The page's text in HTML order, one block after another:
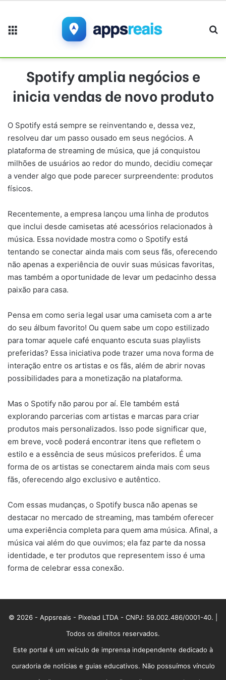
Spotify amplia negócios e
inicia vendas de novo produto
O Spotify está sempre se reinventando e, dessa vez,
resolveu dar um passo ousado em seus negócios. A
plataforma de streaming de música, que já conquistou
milhões de usuários ao redor do mundo, decidiu começar
a vender algo que pode parecer surpreendente: produtos
físicos.
Recentemente, a empresa lançou uma linha de produtos
que inclui desde camisetas até acessórios relacionados à
música. Essa novidade mostra como o Spotify está
tentando se conectar ainda mais com seus fãs, oferecendo
não apenas a experiência de ouvir suas músicas favoritas,
mas também a oportunidade de levar um pedacinho dessa
paixão para casa.
Pensa em como seria legal usar uma camiseta com a arte
do seu álbum favorito! Ou quem sabe um copo estilizado
para tomar aquele café enquanto escuta suas playlists
preferidas? Essa iniciativa pode trazer uma nova forma de
interação entre os artistas e os fãs, além de abrir novas
possibilidades para a monetização na plataforma.
Mas o Spotify não parou por aí. Ele também está
explorando parcerias com artistas e marcas para criar
produtos mais personalizados. Isso pode significar que,
em breve, você poderá encontrar itens que refletem o
estilo e a essência de seus músicos preferidos. É uma
forma de os artistas se conectarem ainda mais com seus
fãs, oferecendo algo exclusivo e autêntico.
Com essas mudanças, o Spotify busca não apenas se
destacar no mercado de streaming, mas também oferecer
uma experiência completa para quem ama música. Afinal, a
música vai além do que ouvimos; ela faz parte da nossa
identidade, e ter produtos que representem isso é uma
forma de celebrar essa conexão.
© 2026 - Appsreais - Pixelad LTDA - CNPJ: 59.002.486/0001-40. |
Todos os direitos reservados.
Este portal é um veículo de imprensa independente dedicado à
curadoria de notícias e guias educativos. Não possuímos vínculo